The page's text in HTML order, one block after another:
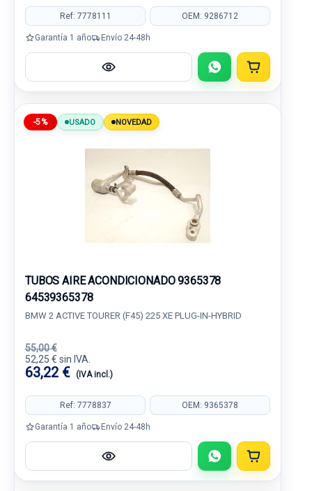
Ref: 7778111 OEM: 9286712
Garantía 1 año Envío 24-48h
-5% USADO NOVEDAD
TUBOS AIRE ACONDICIONADO 9365378
64539365378
BMW 2 ACTIVE TOURER (F45) 225 XE PLUG-IN-HYBRID
55,00 €
52,25 € sin IVA.
63,22 € (IVA incl.)
Ref: 7778837 OEM: 9365378
Garantía 1 año Envío 24-48h